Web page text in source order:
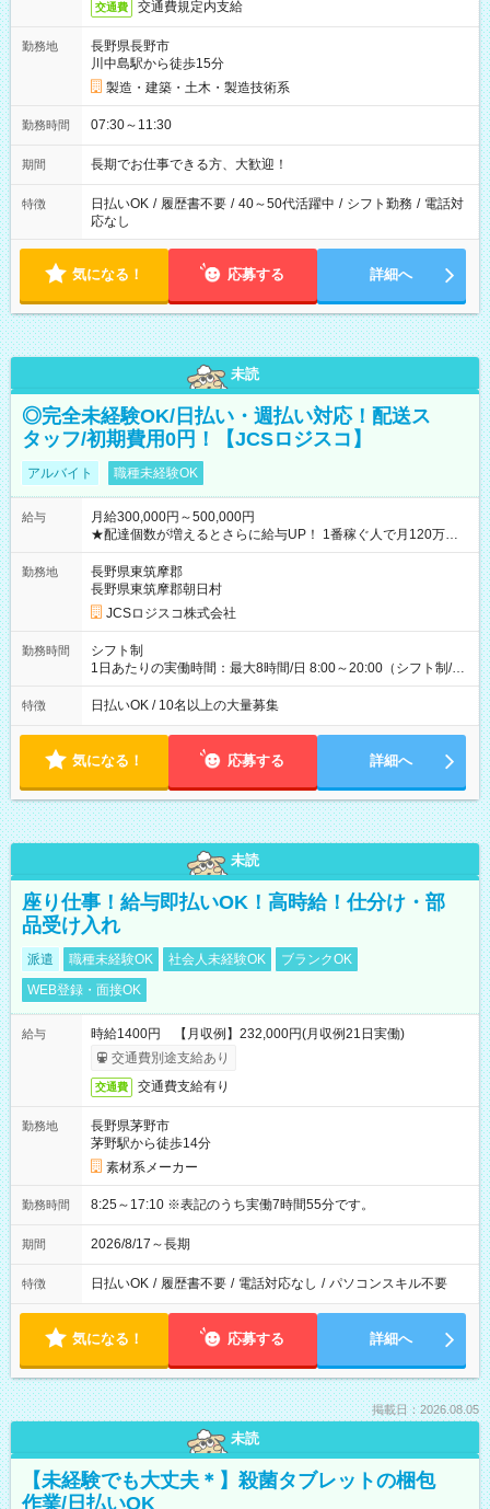
交通費 交通費規定内支給
勤務地
長野県長野市
川中島駅から徒歩15分
製造・建築・土木・製造技術系
勤務時間 07:30～11:30
期間 長期でお仕事できる方、大歓迎！
特徴 日払いOK / 履歴書不要 / 40～50代活躍中 / シフト勤務 / 電話対
応なし
気になる！ 応募する 詳細へ
未読
◎完全未経験OK/日払い・週払い対応！配送ス
タッフ/初期費用0円！【JCSロジスコ】
アルバイト 職種未経験OK
給与
月給300,000円～500,000円
★配達個数が増えるとさらに給与UP！ 1番稼ぐ人で月120万ほ
ど！ ・主要都市エリア 月収55万円／週5日稼働 月収65万~112
万円／週6日稼働 ・地方郊外エリア 月収40万円／週5日稼働 月
収40万円~50万円／週6日稼働 ＜モデルイメージ＞ ■月収50万
円 (27歳男性/江東区在住)※元建築関係 1日150個配達×25日勤務
(日休み) ■月収80万円(43歳男性/墨田区在住)※元営業 1日200個
勤務地
長野県東筑摩郡
長野県東筑摩郡朝日村
JCSロジスコ株式会社
勤務時間
シフト制
1日あたりの実働時間：最大8時間/日 8:00～20:00（シフト制/実
働8時間） ※週5日勤務（場所次第では週4も有り） ※配達状況
によって時間外での勤務可能性有り ※案件により多少の前後あ
特徴 日払いOK / 10名以上の大量募集
気になる！ 応募する 詳細へ
未読
座り仕事！給与即払いOK！高時給！仕分け・部
品受け入れ
派遣 職種未経験OK 社会人未経験OK
ブランクOK
WEB登録・面接OK
給与
時給1400円 【月収例】232,000円(月収例21日実働)
交通費別途支給あり
交通費 交通費支給有り
勤務地
長野県茅野市
茅野駅から徒歩14分
素材系メーカー
勤務時間 8:25～17:10 ※表記のうち実働7時間55分です。
期間 2026/8/17～長期
特徴 日払いOK / 履歴書不要 / 電話対応なし / パソコンスキル不要
気になる！ 応募する 詳細へ
掲載日：2026.08.05
未読
【未経験でも大丈夫＊】殺菌タブレットの梱包
作業/日払いOK